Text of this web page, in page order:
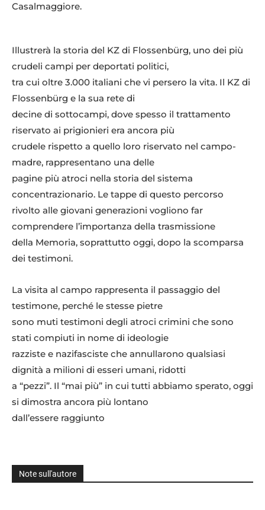
Casalmaggiore.
Illustrerà la storia del KZ di Flossenbürg, uno dei più
crudeli campi per deportati politici,
tra cui oltre 3.000 italiani che vi persero la vita. Il KZ di
Flossenbürg e la sua rete di
decine di sottocampi, dove spesso il trattamento
riservato ai prigionieri era ancora più
crudele rispetto a quello loro riservato nel campo-
madre, rappresentano una delle
pagine più atroci nella storia del sistema
concentrazionario. Le tappe di questo percorso
rivolto alle giovani generazioni vogliono far
comprendere l’importanza della trasmissione
della Memoria, soprattutto oggi, dopo la scomparsa
dei testimoni.
La visita al campo rappresenta il passaggio del
testimone, perché le stesse pietre
sono muti testimoni degli atroci crimini che sono
stati compiuti in nome di ideologie
razziste e nazifasciste che annullarono qualsiasi
dignità a milioni di esseri umani, ridotti
a “pezzi”. Il “mai più” in cui tutti abbiamo sperato, oggi
si dimostra ancora più lontano
dall’essere raggiunto
Note sull'autore